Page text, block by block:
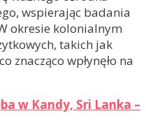
wspierając badania
okresie kolonialnym
takich jak
znacząco wpłynęło na
w Kandy, Sri Lanka –